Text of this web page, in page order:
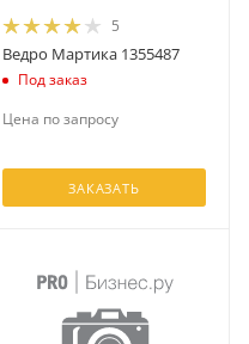
5
Ведро Мартика 1355487
Под заказ
Цена по запросу
ЗАКАЗАТЬ